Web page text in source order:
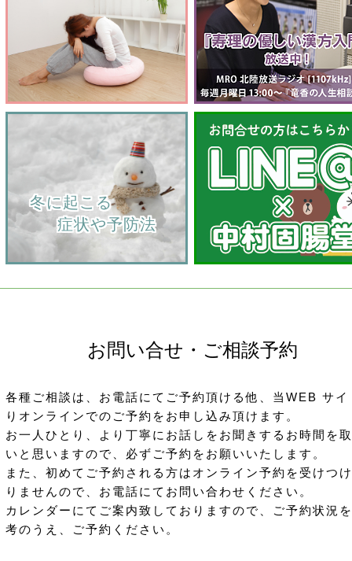
    冬に起こる
         症状や予防法
お問い合せ・ご相談予約
各種ご相談は、お電話にてご予約頂ける他、当WEB サイ
りオンラインでのご予約をお申し込み頂けます。
お一人ひとり、より丁寧にお話しをお聞きするお時間を
いと思いますので、必ずご予約をお願いいたします。
また、初めてご予約される方はオンライン予約を受けつ
りませんので、お電話にてお問い合わせください。
カレンダーにてご案内致しておりますので、ご予約状況
考のうえ、ご予約ください。